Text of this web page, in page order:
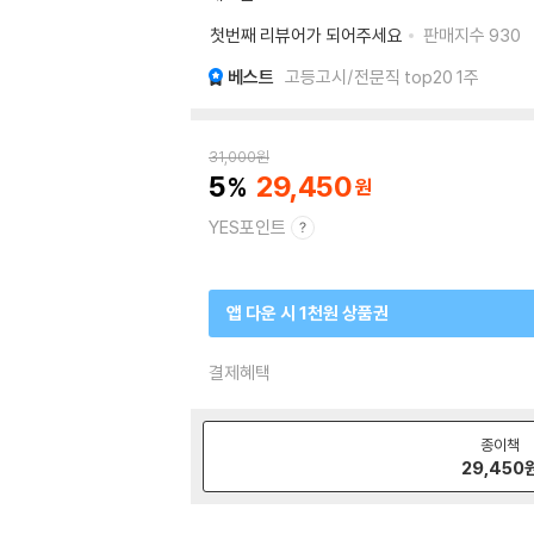
첫번째 리뷰어가 되어주세요
판매지수 930
베스트 고등고시/전문직 top20 1주
31,000원
5 29,450
YES포인트
앱 다운 시 1천원 상품권
결제혜택
종이책
29,450